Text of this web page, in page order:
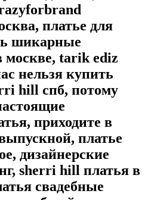
платье для
шикарные
москве, tarik ediz
нельзя купить
hill спб, потому
приходите в
платье
дизайнерские
sherri hill платья в
свадебные